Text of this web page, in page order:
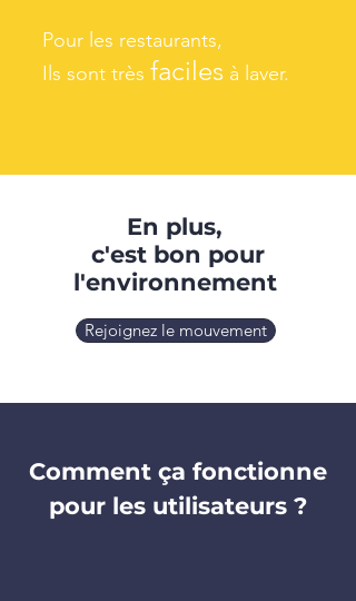
Pour les restaurants,
Ils sont très faciles à laver.
En plus,
c'est bon pour
l'environnement
Rejoignez le mouvement
Comment ça fonctionne
pour les utilisateurs ?